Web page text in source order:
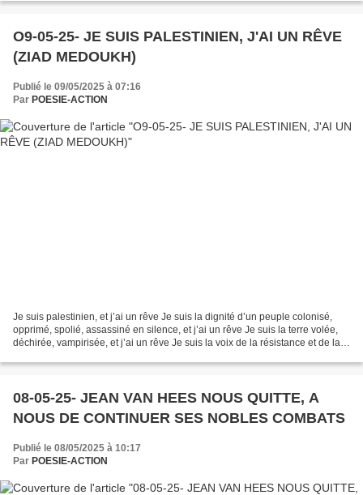
O9-05-25- JE SUIS PALESTINIEN, J'AI UN RÊVE
(ZIAD MEDOUKH)
Publié le 09/05/2025 à 07:16
Par POESIE-ACTION
Je suis palestinien, et j’ai un rêve Je suis la dignité d’un peuple colonisé,
opprimé, spolié, assassiné en silence, et j’ai un rêve Je suis la terre volée,
déchirée, vampirisée, et j’ai un rêve Je suis la voix de la résistance et de la
08-05-25- JEAN VAN HEES NOUS QUITTE, A
NOUS DE CONTINUER SES NOBLES COMBATS
Publié le 08/05/2025 à 10:17
Par POESIE-ACTION